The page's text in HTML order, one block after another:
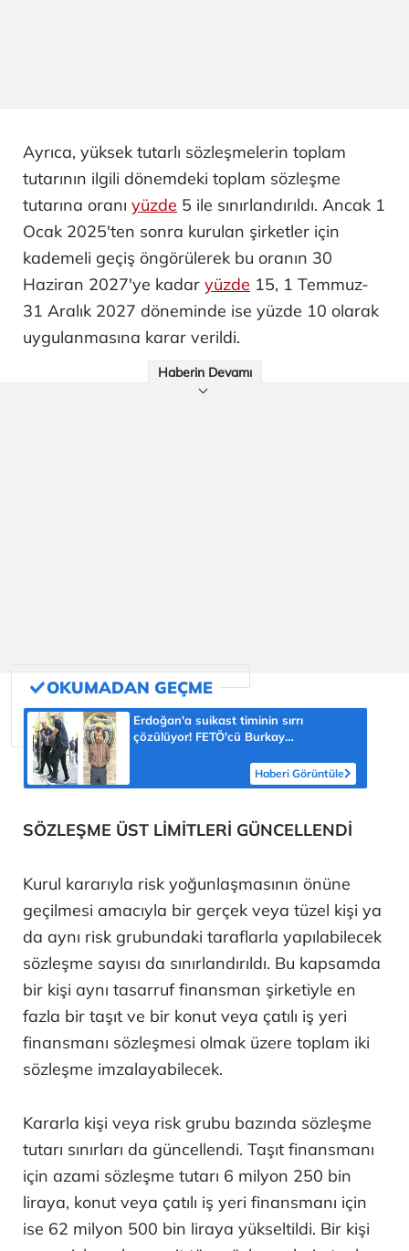
Ayrıca, yüksek tutarlı sözleşmelerin toplam
tutarının ilgili dönemdeki toplam sözleşme
tutarına oranı yüzde 5 ile sınırlandırıldı. Ancak 1
Ocak 2025'ten sonra kurulan şirketler için
kademeli geçiş öngörülerek bu oranın 30
Haziran 2027'ye kadar yüzde 15, 1 Temmuz-
31 Aralık 2027 döneminde ise yüzde 10 olarak
uygulanmasına karar verildi.
Haberin Devamı
Erdoğan'a suikast timinin sırrı
çözülüyor! FETÖ'cü Burkay
Haberi Görüntüle
SÖZLEŞME ÜST LİMİTLERİ GÜNCELLENDİ
Kurul kararıyla risk yoğunlaşmasının önüne
geçilmesi amacıyla bir gerçek veya tüzel kişi ya
da aynı risk grubundaki taraflarla yapılabilecek
sözleşme sayısı da sınırlandırıldı. Bu kapsamda
bir kişi aynı tasarruf finansman şirketiyle en
fazla bir taşıt ve bir konut veya çatılı iş yeri
finansmanı sözleşmesi olmak üzere toplam iki
sözleşme imzalayabilecek.
Kararla kişi veya risk grubu bazında sözleşme
tutarı sınırları da güncellendi. Taşıt finansmanı
için azami sözleşme tutarı 6 milyon 250 bin
liraya, konut veya çatılı iş yeri finansmanı için
ise 62 milyon 500 bin liraya yükseltildi. Bir kişi